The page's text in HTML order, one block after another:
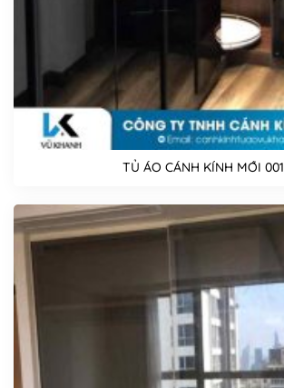
TỦ ÁO CÁNH KÍNH MỚI 001